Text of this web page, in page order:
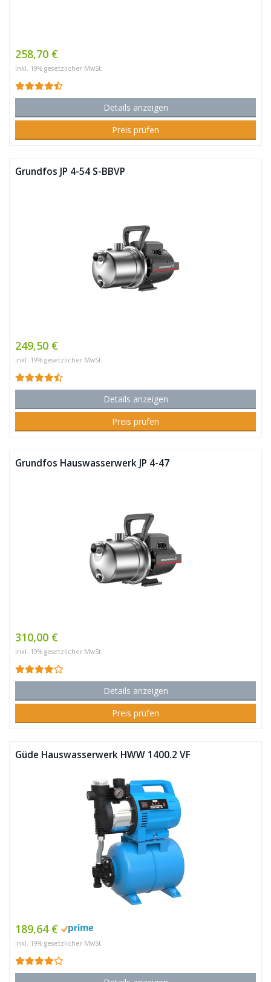
258,70 €
inkl. 19% gesetzlicher MwSt.
Details anzeigen
Preis prüfen
Grundfos JP 4-54 S-BBVP
249,50 €
inkl. 19% gesetzlicher MwSt.
Details anzeigen
Preis prüfen
Grundfos Hauswasserwerk JP 4-47
310,00 €
inkl. 19% gesetzlicher MwSt.
Details anzeigen
Preis prüfen
Güde Hauswasserwerk HWW 1400.2 VF
189,64 €
inkl. 19% gesetzlicher MwSt.